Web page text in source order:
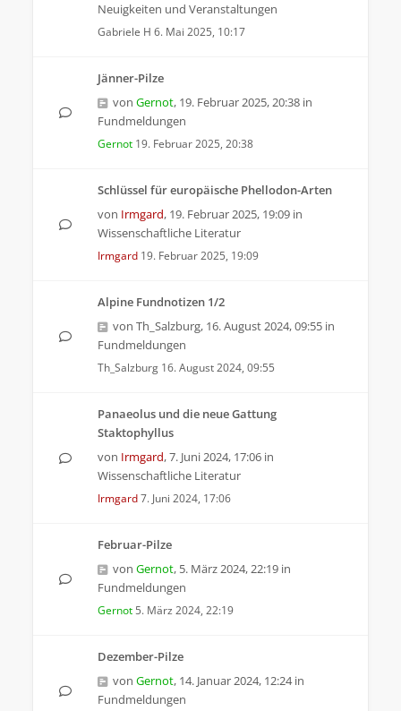
Neuigkeiten und Veranstaltungen
Gabriele H 6. Mai 2025, 10:17
Jänner-Pilze
von Gernot, 19. Februar 2025, 20:38 in
Fundmeldungen
Gernot 19. Februar 2025, 20:38
Schlüssel für europäische Phellodon-Arten
von Irmgard, 19. Februar 2025, 19:09 in
Wissenschaftliche Literatur
Irmgard 19. Februar 2025, 19:09
Alpine Fundnotizen 1/2
von Th_Salzburg, 16. August 2024, 09:55 in
Fundmeldungen
Th_Salzburg 16. August 2024, 09:55
Panaeolus und die neue Gattung
Staktophyllus
von Irmgard,7. Juni 2024, 17:06 in
Wissenschaftliche Literatur
Irmgard7. Juni 2024, 17:06
Februar-Pilze
von Gernot, 5. März 2024, 22:19 in
Fundmeldungen
Gernot 5. März 2024, 22:19
Dezember-Pilze
von Gernot, 14. Januar 2024, 12:24in
Fundmeldungen